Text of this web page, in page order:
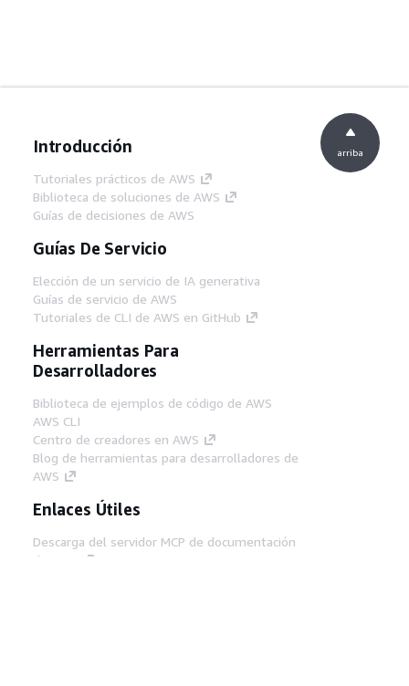
Introducción
Tutoriales prácticos de AWS
Biblioteca de soluciones de AWS
Guías de decisiones de AWS
Guías De Servicio
Elección de un servicio de IA generativa
Guías de servicio de AWS
Tutoriales de CLI de AWS en GitHub
Herramientas Para
Desarrolladores
Biblioteca de ejemplos de código de AWS
AWS CLI
Centro de creadores en AWS
Blog de herramientas para desarrolladores de
AWS
Enlaces Útiles
Descarga del servidor MCP de documentación
de AWS
arriba